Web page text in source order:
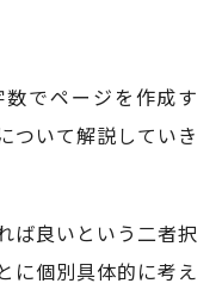
でページを作成す
ついて解説していき
ば良いという二者択
に個別具体的に考え